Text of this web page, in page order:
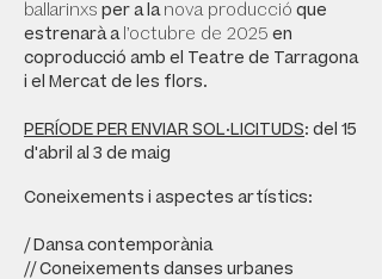
ballarinxs per a lanova producció que
estrenarà al’octubre de 2025 en
coproducció amb el Teatre de Tarragona
i el Mercat de les flors.
PERÍODE PER ENVIAR SOL·LICITUDS: del 15
d'abril al 3 de maig
Coneixements i aspectes artístics:
/ Dansa contemporània
// Coneixements danses urbanes